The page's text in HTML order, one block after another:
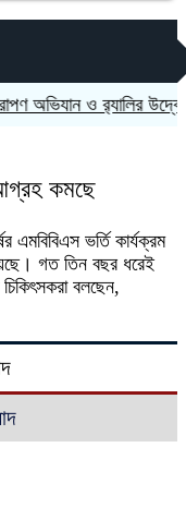
অভিযান ও র‍্যালির
কমছে
এমবিবিএস ভর্তি কার্যক্রম
গত তিন বছর ধরেই
বলছেন,